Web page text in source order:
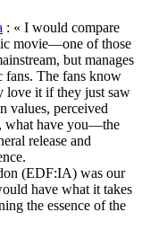
: « I would compare
movie—one of those
but manages
fans. The fans know
love it if they just saw
values, perceived
what have you—the
release and
(EDF:IA) was our
have what it takes
the essence of the